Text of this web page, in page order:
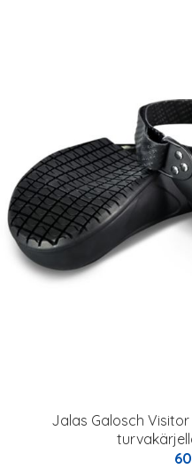
Jalas Galosch